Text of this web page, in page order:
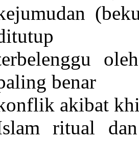
benar
akibat
ritual